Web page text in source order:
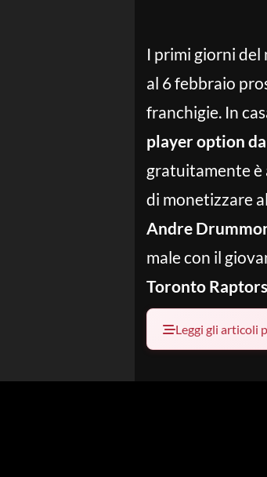
I primi giorni
al 6 febbraio
franchigie. In
player option
gratuitamente è
di monetizzare
Andre
male con il
Toronto Raptors
Leggi gli articoli